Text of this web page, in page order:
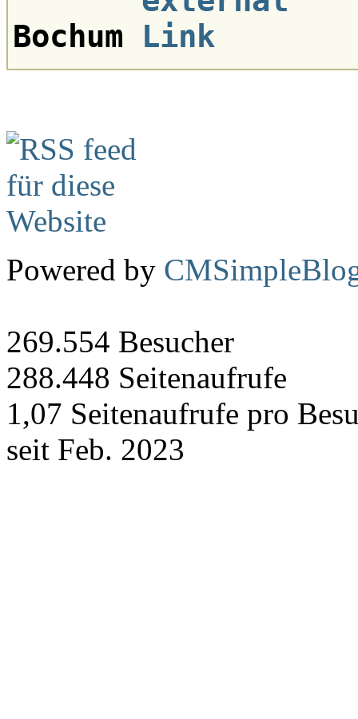
Bochum
Powered by
269.554 Besucher
288.448 Seitenaufrufe
1,07 Seitenaufrufe pro
seit Feb. 2023